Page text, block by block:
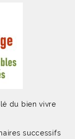
du bien vivre
successifs